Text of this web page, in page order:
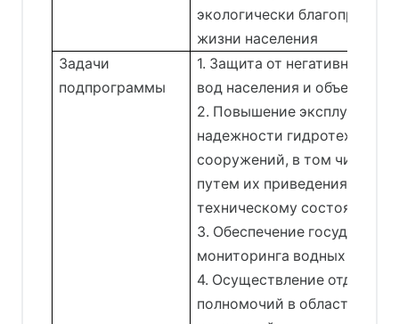
экологически
жизни населения
Задачи
подпрограммы
1. Защита от негативного
вод населения и объектов
2. Повышение
надежности
сооружений, в том числе
путем их приведения к
техническому состоянию.
3. Обеспечение
мониторинга водных
4. Осуществление
полномочий в области